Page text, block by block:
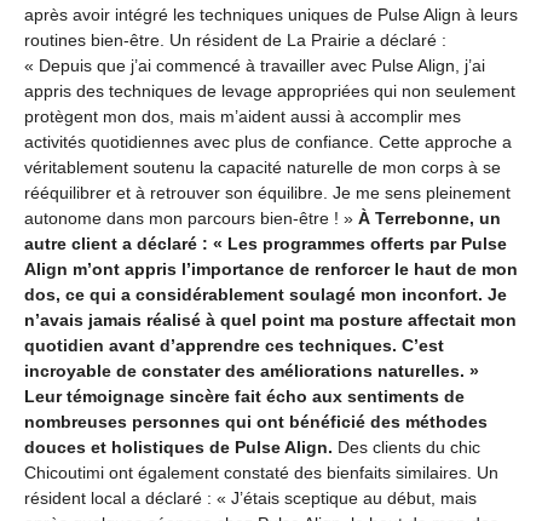
après avoir intégré les techniques uniques de Pulse Align à leurs
routines bien-être. Un résident de La Prairie a déclaré :
« Depuis que j’ai commencé à travailler avec Pulse Align, j’ai
appris des techniques de levage appropriées qui non seulement
protègent mon dos, mais m’aident aussi à accomplir mes
activités quotidiennes avec plus de confiance. Cette approche a
véritablement soutenu la capacité naturelle de mon corps à se
rééquilibrer et à retrouver son équilibre. Je me sens pleinement
autonome dans mon parcours bien-être ! » À Terrebonne, un
autre client a déclaré : « Les programmes offerts par Pulse
Align m’ont appris l’importance de renforcer le haut de mon
dos, ce qui a considérablement soulagé mon inconfort. Je
n’avais jamais réalisé à quel point ma posture affectait mon
quotidien avant d’apprendre ces techniques. C’est
incroyable de constater des améliorations naturelles. »
Leur témoignage sincère fait écho aux sentiments de
nombreuses personnes qui ont bénéficié des méthodes
douces et holistiques de Pulse Align. Des clients du chic
Chicoutimi ont également constaté des bienfaits similaires. Un
résident local a déclaré : « J’étais sceptique au début, mais